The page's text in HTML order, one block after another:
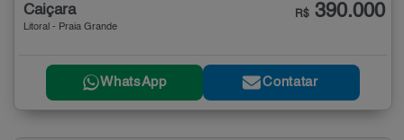
Caiçara
Litoral - Praia Grande
R$ 390.000
WhatsApp Contatar